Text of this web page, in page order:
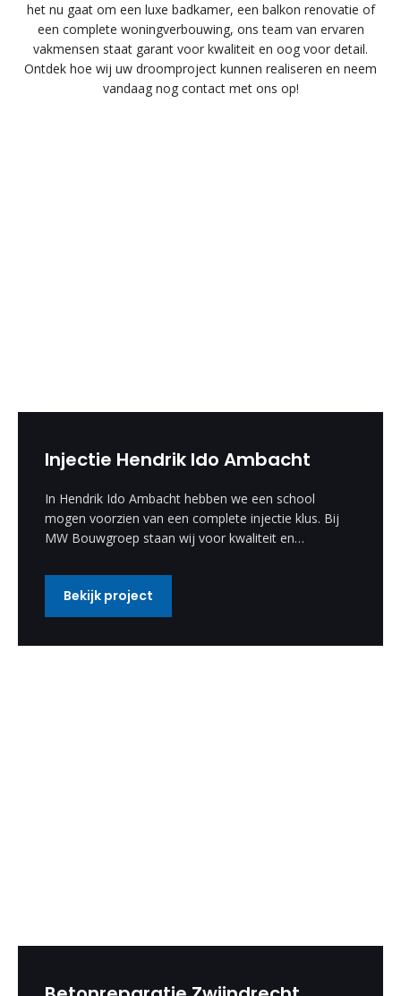
het nu gaat om een luxe badkamer, een balkon renovatie of
een complete woningverbouwing, ons team van ervaren
vakmensen staat garant voor kwaliteit en oog voor detail.
Ontdek hoe wij uw droomproject kunnen realiseren en neem
vandaag nog contact met ons op!
Injectie Hendrik Ido Ambacht
In Hendrik Ido Ambacht hebben we een school
mogen voorzien van een complete injectie klus. Bij
MW Bouwgroep staan wij voor kwaliteit en
Bekijk project